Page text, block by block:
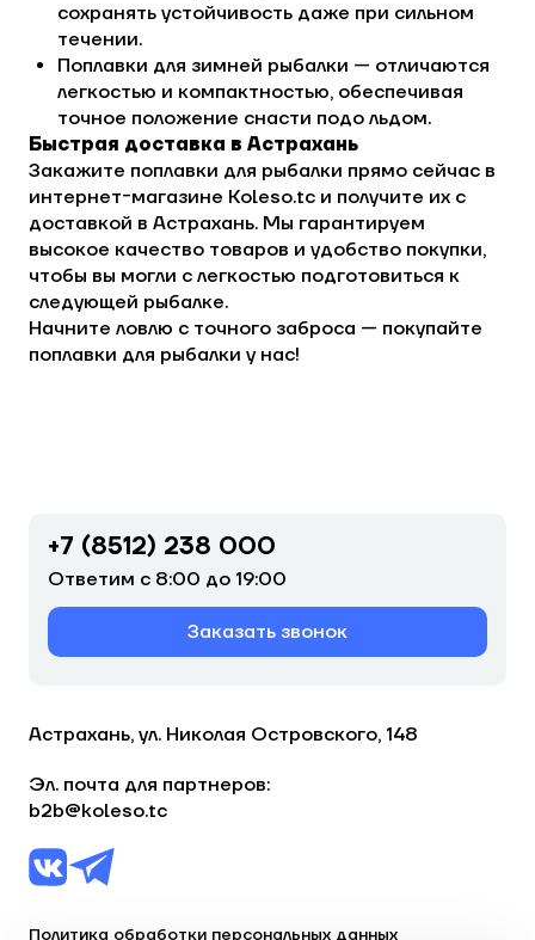
сохранять устойчивость даже при сильном
течении.
Поплавки для зимней рыбалки — отличаются
легкостью и компактностью, обеспечивая
точное положение снасти подо льдом.
Быстрая доставка в Астрахань
Закажите поплавки для рыбалки прямо сейчас в
интернет-магазине Koleso.tc и получите их с
доставкой в Астрахань. Мы гарантируем
высокое качество товаров и удобство покупки,
чтобы вы могли с легкостью подготовиться к
следующей рыбалке.
Начните ловлю с точного заброса — покупайте
поплавки для рыбалки у нас!
+7 (8512) 238 000
Ответим с 8:00 до 19:00
Заказать звонок
Астрахань, ул. Николая Островского, 148
Эл. почта для партнеров:
b2b@koleso.tc
Политика обработки персональных данных